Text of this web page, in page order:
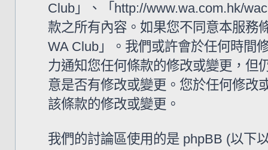
Club」、「http://www.wa.com.hk/
款之所有內容。如果您不同意本服務
WA Club」。我們或許會於任何時間
力通知您任何條款的修改或變更，但
意是否有修改或變更。您於任何修改
該條款的修改或變更。
我們的討論區使用的是 phpBB (以下